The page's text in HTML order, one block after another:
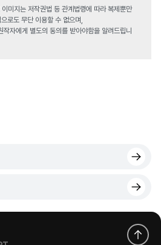
미지는 저작권법 등 관계법령에 따라 복제뿐만
로도 무단 이용할 수 없으며,
자에게 별도의 동의를 받아야함을 알려드립니